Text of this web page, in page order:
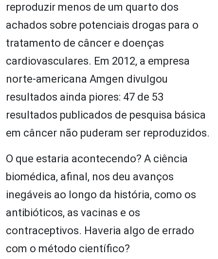
reproduzir menos de um quarto dos
achados sobre potenciais drogas para o
tratamento de câncer e doenças
cardiovasculares. Em 2012, a empresa
norte-americana Amgen divulgou
resultados ainda piores: 47 de 53
resultados publicados de pesquisa básica
em câncer não puderam ser reproduzidos.
O que estaria acontecendo? A ciência
biomédica, afinal, nos deu avanços
inegáveis ao longo da história, como os
antibióticos, as vacinas e os
contraceptivos. Haveria algo de errado
com o método científico?